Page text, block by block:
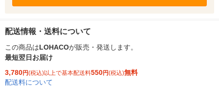
配送情報・送料について
この商品はLOHACOが販売・発送します。
最短翌日お届け
3,780円(税込)以上で基本配送料550円(税込)無料
配送料について